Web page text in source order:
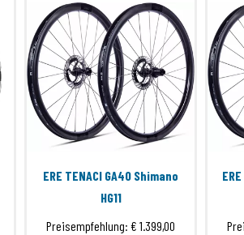
Submit
DUAL
ERE DOLCE BAR PLUGS
ERE EXPLORATOR
ERE EXPLORATOR II
ERE GENUS BAR TAPE
ERE GENUS CCR
ERE GENUS CL
ERE IONA FREEHUB
ERE TENACI GA40 Shimano
HG11
Preisempfehlung:€ 1.399,00